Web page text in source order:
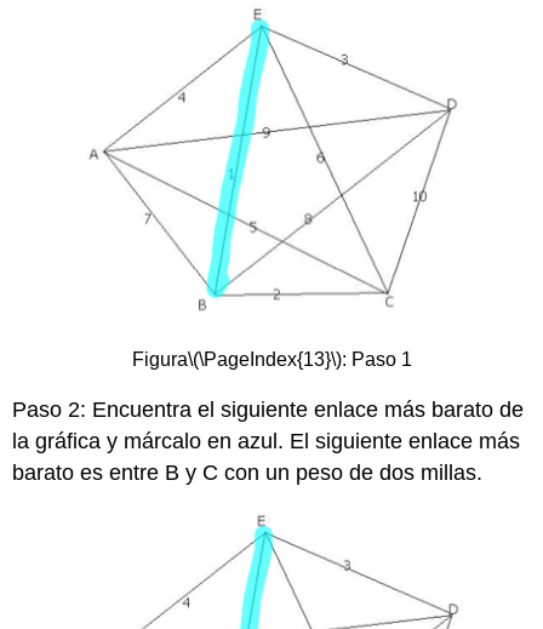
Figura\(\PageIndex{13}\): Paso 1
Paso 2: Encuentra el siguiente enlace más barato de
la gráfica y márcalo en azul. El siguiente enlace más
barato es entre B y C con un peso de dos millas.